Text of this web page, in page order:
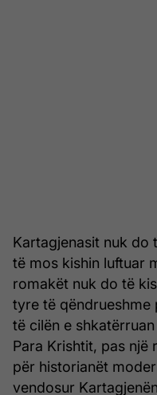
Kartagjenasit nuk do
të mos kishin luftuar
romakët nuk do të
tyre të qëndrueshme
të cilën e
Para Krishtit, pas një
për historianët
vendosur